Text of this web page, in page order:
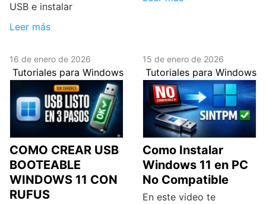
USB e instalar
Leer más
16 de enero de 2026
Tutoriales para Windows
COMO CREAR USB
BOOTEABLE
WINDOWS 11 CON
RUFUS
15 de enero de 2026
Tutoriales para Windows
Como Instalar
Windows 11 en PC
No Compatible
En este video te